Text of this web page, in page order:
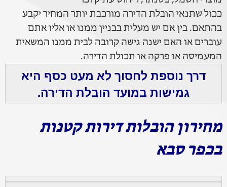
ככול שתנאי הובלת הדירה מורכבת יותר המחיר יקבע
בהתאם. בין אם יש מעלית בבניין ממנו או אליו אתם
עוברים או האם ישנה גישה קרובה לבית ממנו המשאית
המעמיסה או פרקה או תכולת הדירה.
דרך נוספת לחסוך לא מעט כסף היא
גמישות במועד הובלת הדירה.
מחירון הובלות דירות קטנות
בכפר סבא